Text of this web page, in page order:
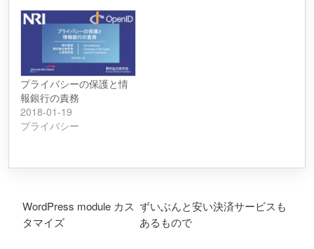
プライバシーの保護と情
報銀行の責務
2018-01-19
プライバシー
投稿ナビゲーション
WordPress module カス
タマイズ
ずいぶんと安い決済サービスも
あるもので